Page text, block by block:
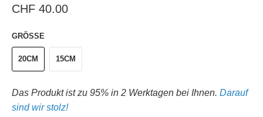
CHF 40.00
GRÖSSE
20CM 15CM
Das Produkt ist zu 95% in 2 Werktagen bei Ihnen. Darauf
sind wir stolz!